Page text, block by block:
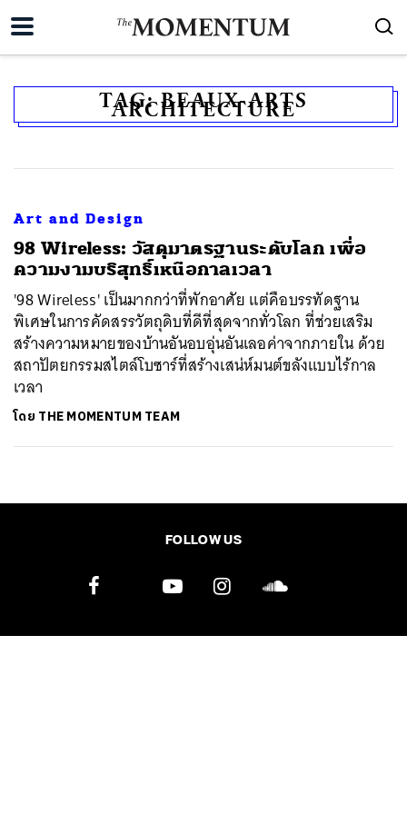
TAG:BEAUX-ARTS
ARCHITECTURE
Art and Design
98 Wireless: วัสดุมาตรฐานระดับโลก เพื่อ
ความงามบริสุทธิ์เหนือกาลเวลา
'98 Wireless' เป็นมากกว่าที่พักอาศัย แต่คือบรรทัดฐาน
พิเศษในการคัดสรรวัตถุดิบที่ดีที่สุดจากทั่วโลก ที่ช่วยเสริม
สร้างความหมายของบ้านอันอบอุ่นอันเลอค่าจากภายใน ด้วย
สถาปัตยกรรมสไตล์โบซาร์ที่สร้างเสน่ห์มนต์ขลังแบบไร้กาล
เวลา
โดย THE MOMENTUM TEAM
FOLLOW US